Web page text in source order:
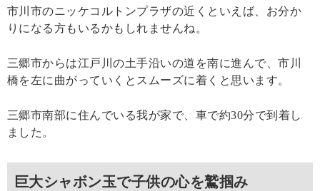
市川市のニッケコルトンプラザの近くといえば、お分か
りになる方もいるかもしれませんね。
三郷市からは江戸川の土手沿いの道を南に進んで、市川
橋を左に曲がっていくとスムーズに着くと思います。
三郷市南部に住んでいる我が家で、車で約30分で到着し
ました。
巨大シャボン玉で子供の心を鷲掴み